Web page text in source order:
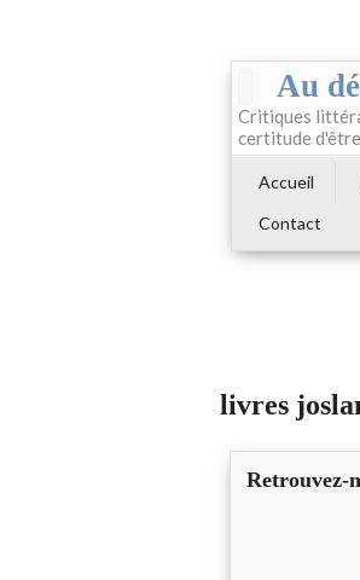
Au
Critiques
certitude d'être
Accueil
Contact
livres
Retrouvez-